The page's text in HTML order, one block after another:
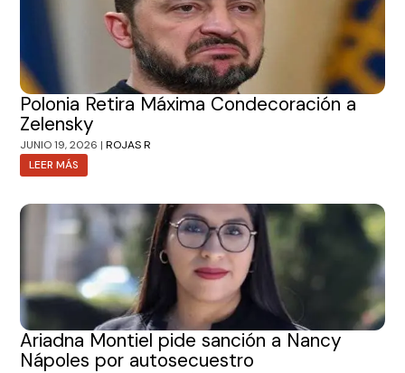
Polonia Retira Máxima Condecoración a
Zelensky
JUNIO 19, 2026 |ROJAS R
LEER MÁS
Ariadna Montiel pide sanción a Nancy
Nápoles por autosecuestro